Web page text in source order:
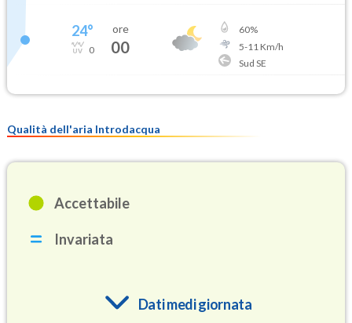
24°
0
ore
00
60%
5-11 Km/h
Sud SE
Qualità dell'aria Introdacqua
Accettabile
Invariata
Dati medi giornata